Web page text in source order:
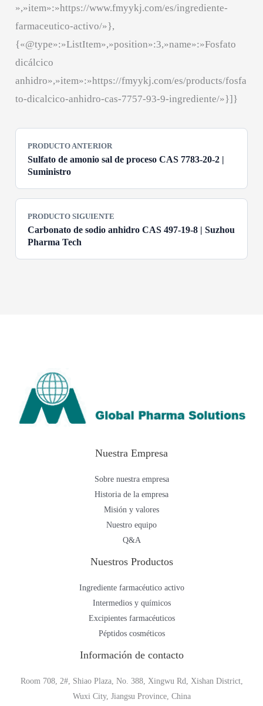
»,»item»:»https://www.fmyykj.com/es/ingrediente-
farmaceutico-activo/»},
{«@type»:»ListItem»,»position»:3,»name»:»Fosfato
dicálcico
anhidro»,»item»:»https://fmyykj.com/es/products/fosfa
to-dicalcico-anhidro-cas-7757-93-9-ingrediente/»}]}
PRODUCTO ANTERIOR
Sulfato de amonio sal de proceso CAS 7783-20-2 |
Suministro
PRODUCTO SIGUIENTE
Carbonato de sodio anhidro CAS 497-19-8 | Suzhou
Pharma Tech
Nuestra Empresa
Sobre nuestra empresa
Historia de la empresa
Misión y valores
Nuestro equipo
Q&A
Nuestros Productos
Ingrediente farmacéutico activo
Intermedios y químicos
Excipientes farmacéuticos
Péptidos cosméticos
Información de contacto
Room 708, 2#, Shiao Plaza, No. 388, Xingwu Rd, Xishan District,
Wuxi City, Jiangsu Province, China